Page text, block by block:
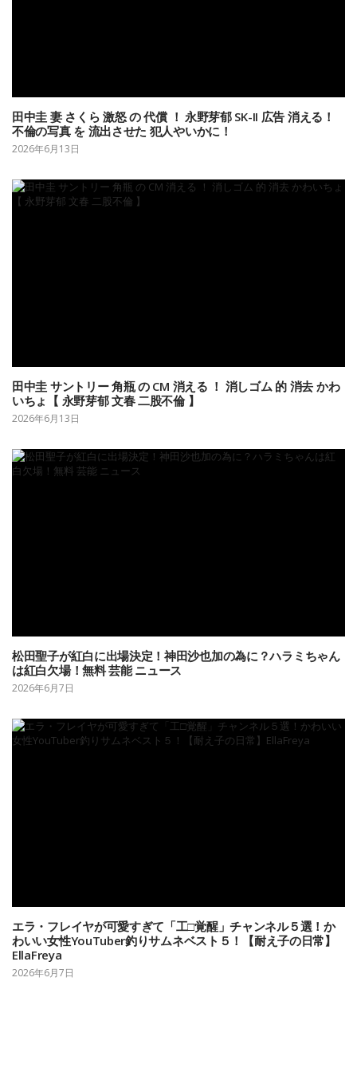
田中圭 妻 さくら 激怒 の 代償 ！ 永野芽郁 SK-II 広告 消える！
不倫の写真 を 流出させた 犯人やいかに！
2026年6月13日
田中圭 サントリー 角瓶 の CM 消える ！ 消しゴム 的 消去 かわ
いちょ【 永野芽郁 文春 二股不倫 】
2026年6月13日
松田聖子が紅白に出場決定！神田沙也加の為に？ハラミちゃん
は紅白欠場！無料 芸能 ニュース
2026年6月7日
エラ・フレイヤが可愛すぎて「工□覚醒」チャンネル５選！か
わいい女性YouTuber釣りサムネベスト５！【耐え子の日常】
EllaFreya
2026年6月7日